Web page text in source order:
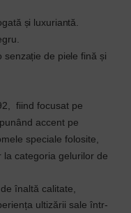
și luxuriantă.
senzație de piele fină și
fiind focusat pe
accent pe
speciale folosite,
categoria gelurilor de
înaltă calitate,
ultizării sale într-